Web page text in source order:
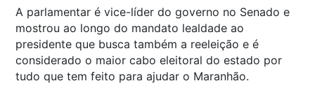
A parlamentar é vice-líder do governo no Senado e
mostrou ao longo do mandato lealdade ao
presidente que busca também a reeleição e é
considerado o maior cabo eleitoral do estado por
tudo que tem feito para ajudar o Maranhão.